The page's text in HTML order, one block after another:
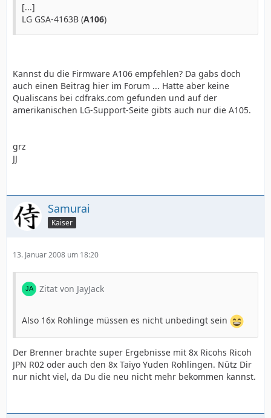
[...]
LG GSA-4163B (A106)
Kannst du die Firmware A106 empfehlen? Da gabs doch
auch einen Beitrag hier im Forum ... Hatte aber keine
Qualiscans bei cdfraks.com gefunden und auf der
amerikanischen LG-Support-Seite gibts auch nur die A105.
grz
JJ
Samurai
Kaiser
13. Januar 2008 um 18:20
Zitat von JayJack
Also 16x Rohlinge müssen es nicht unbedingt sein
Der Brenner brachte super Ergebnisse mit 8x Ricohs Ricoh
JPN R02 oder auch den 8x Taiyo Yuden Rohlingen. Nütz Dir
nur nicht viel, da Du die neu nicht mehr bekommen kannst.